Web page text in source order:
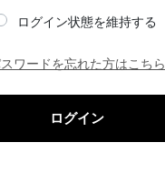
ログイン状態を維持する
ワードを忘れた方はこちら
ログイン